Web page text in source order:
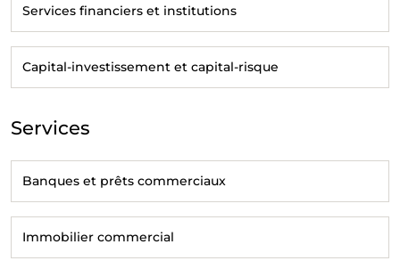
Services financiers et institutions
Capital-investissement et capital-risque
Services
Banques et prêts commerciaux
Immobilier commercial